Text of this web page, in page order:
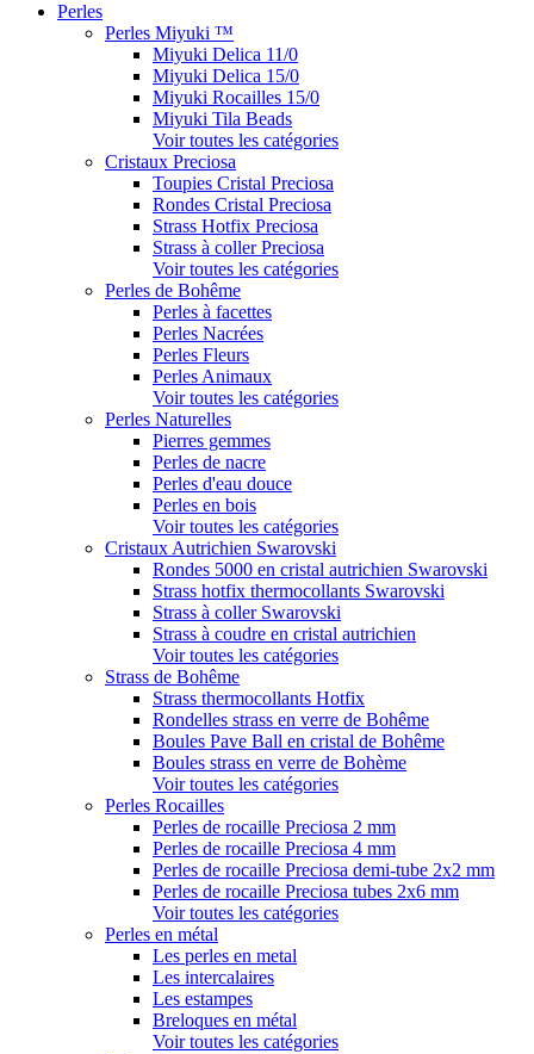
Perles
Perles Miyuki ™
Miyuki Delica 11/0
Miyuki Delica 15/0
Miyuki Rocailles 15/0
Miyuki Tila Beads
Voir toutes les catégories
Cristaux Preciosa
Toupies Cristal Preciosa
Rondes Cristal Preciosa
Strass Hotfix Preciosa
Strass à coller Preciosa
Voir toutes les catégories
Perles de Bohême
Perles à facettes
Perles Nacrées
Perles Fleurs
Perles Animaux
Voir toutes les catégories
Perles Naturelles
Pierres gemmes
Perles de nacre
Perles d'eau douce
Perles en bois
Voir toutes les catégories
Cristaux Autrichien Swarovski
Rondes 5000 en cristal autrichien Swarovski
Strass hotfix thermocollants Swarovski
Strass à coller Swarovski
Strass à coudre en cristal autrichien
Voir toutes les catégories
Strass de Bohême
Strass thermocollants Hotfix
Rondelles strass en verre de Bohême
Boules Pave Ball en cristal de Bohême
Boules strass en verre de Bohème
Voir toutes les catégories
Perles Rocailles
Perles de rocaille Preciosa 2 mm
Perles de rocaille Preciosa 4 mm
Perles de rocaille Preciosa demi-tube 2x2 mm
Perles de rocaille Preciosa tubes 2x6 mm
Voir toutes les catégories
Perles en métal
Les perles en metal
Les intercalaires
Les estampes
Breloques en métal
Voir toutes les catégories